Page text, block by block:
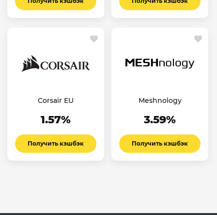
Corsair EU
1.57%
Получить кэшбэк
Meshnology
3.59%
Получить кэшбэк